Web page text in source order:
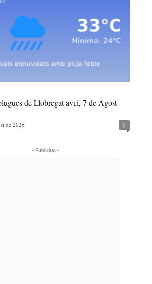
de Llobregat avui, 7 de Agost
de 2026 0
- Publicitat -